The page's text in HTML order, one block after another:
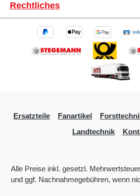
Rechtliches
Ersatzteile Fanartikel
Landtechnik
Alle Preise inkl. gesetzl.
und ggf. Nachnahmegebühren, wenn